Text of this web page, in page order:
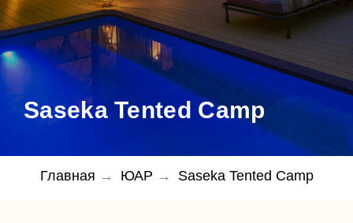
Saseka Tented Camp
Главная → ЮАР → Saseka Tented Camp